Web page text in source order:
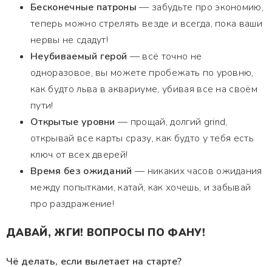
Бесконечные патроны — забудьте про экономию,
теперь можно стрелять везде и всегда, пока ваши
нервы не сдадут!
Неубиваемый герой — всё точно не
одноразовое, вы можете пробежать по уровню,
как будто льва в аквариуме, убивая все на своём
пути!
Открытые уровни — прощай, долгий grind,
открывай все карты сразу, как будто у тебя есть
ключ от всех дверей!
Время без ожиданий — никаких часов ожидания
между попытками, катай, как хочешь, и забывай
про раздражение!
ДАВАЙ, ЖГИ! ВОПРОСЫ ПО ФАНУ!
Чё делать, если вылетает на старте?